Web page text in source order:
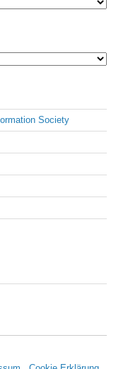
Society